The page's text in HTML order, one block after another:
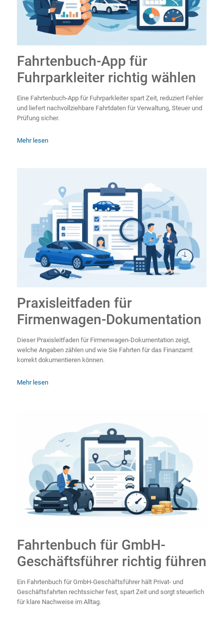
Fahrtenbuch-App für
Fuhrparkleiter richtig wählen
Eine Fahrtenbuch-App für Fuhrparkleiter spart Zeit, reduziert Fehler
und liefert nachvollziehbare Fahrtdaten für Verwaltung, Steuer und
Prüfung sicher.
Mehr lesen
Praxisleitfaden für
Firmenwagen-Dokumentation
Dieser Praxisleitfaden für Firmenwagen-Dokumentation zeigt,
welche Angaben zählen und wie Sie Fahrten für das Finanzamt
korrekt dokumentieren können.
Mehr lesen
Fahrtenbuch für GmbH-
Geschäftsführer richtig führen
Ein Fahrtenbuch für GmbH-Geschäftsführer hält Privat- und
Geschäftsfahrten rechtssicher fest, spart Zeit und sorgt steuerlich
für klare Nachweise im Alltag.